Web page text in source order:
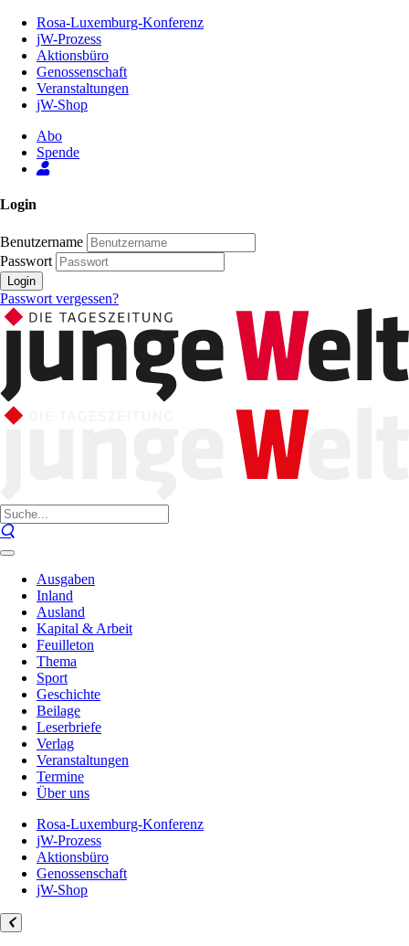
Inhalt
Seite
Rosa-Luxemburg-Konferenz
jW-Prozess
Aktionsbüro
Genossenschaft
Veranstaltungen
jW-Shop
Abo
Spende
Login
Benutzername
Passwort
Login
Passwort vergessen?
Ausgaben
Inland
Ausland
Kapital & Arbeit
Feuilleton
Thema
Sport
Geschichte
Beilage
Leserbriefe
Verlag
Veranstaltungen
Termine
Über uns
Rosa-Luxemburg-Konferenz
jW-Prozess
Aktionsbüro
Genossenschaft
jW-Shop